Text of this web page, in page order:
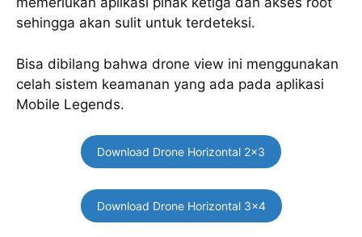
sehingga akan sulit untuk terdeteksi.
Bisa dibilang bahwa drone view ini menggunakan
celah sistem keamanan yang ada pada aplikasi
Mobile Legends.
Download Drone Horizontal 2×3
Download Drone Horizontal 3×4